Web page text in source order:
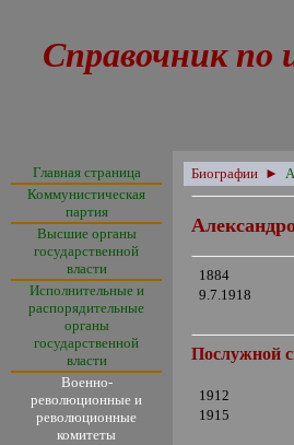
Справочник по
Главная страница
Коммунистическая
партия
Высшие органы
государственной
власти
Исполнительные и
распорядительные
органы
государственной
власти
Военно-
революционные и
революционные
комитеты
Биографии ► А
1884
9.7.1918
Послужной
1912
1915